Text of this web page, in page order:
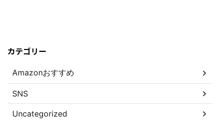
カテゴリー
Amazonおすすめ
SNS
Uncategorized